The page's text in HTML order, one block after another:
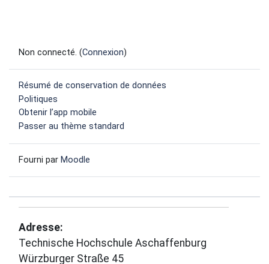
Non connecté. (Connexion)
Résumé de conservation de données
Politiques
Obtenir l’app mobile
Passer au thème standard
Fourni par Moodle
Adresse:
Technische Hochschule Aschaffenburg
Würzburger Straße 45